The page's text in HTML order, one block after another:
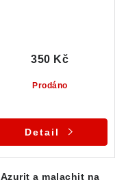
Prodáno
350 Kč
Detail
Azurit a malachit na